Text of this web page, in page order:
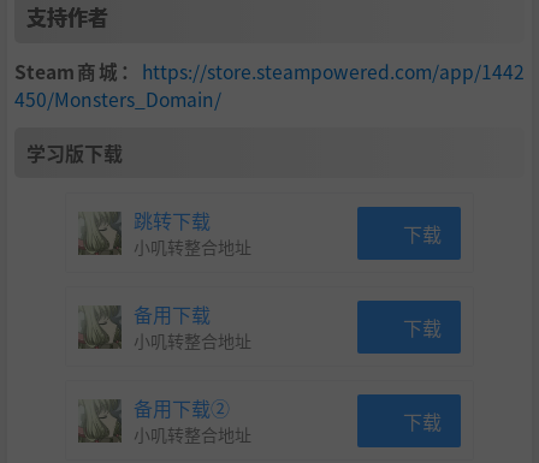
支持作者
Steam商城： https://store.steampowered.com/app/1442
450/Monsters_Domain/
学习版下载
跳转下载
小叽转整合地址 下载
备用下载
小叽转整合地址 下载
备用下载②
小叽转整合地址 下载